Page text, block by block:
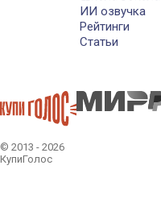
ИИ озвучка
Рейтинги
Статьи
© 2013 - 2026
КупиГолос